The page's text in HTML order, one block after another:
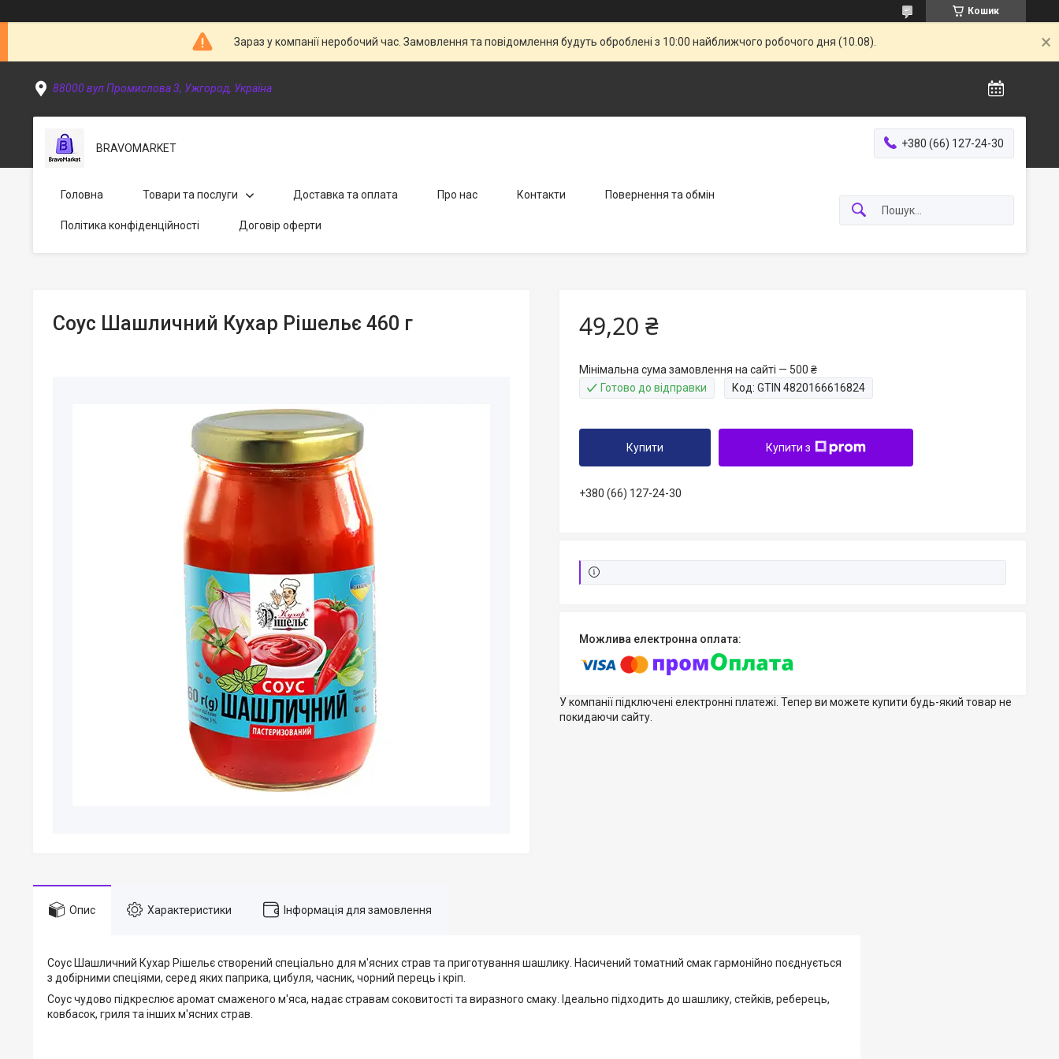
Кошик
Зараз у компанії неробочий час. Замовлення та повідомлення будуть оброблені з 10:00 найближчого робочого дня (10.08).
88000 вул Промислова 3, Ужгород, Україна
BRAVOMARKET +380 (66) 127-24-30
Головна Товари та послуги Доставка та оплата Про нас Контакти Повернення та обмін
Політика конфіденційності Договір оферти
Соус Шашличний Кухар Рішельє 460 г 49,20 ₴
Мінімальна сума замовлення на сайті — 500 ₴
Готово до відправки
Код: GTIN 4820166616824
Купити Купити з
+380 (66) 127-24-30
У компанії підключені електронні платежі. Тепер ви можете купити будь-який товар не
покидаючи сайту.
Опис Характеристики Інформація для замовлення
Соус Шашличний Кухар Рішельє створений спеціально для м'ясних страв та приготування шашлику. Насичений томатний смак гармонійно поєднується
з добірними спеціями, серед яких паприка, цибуля, часник, чорний перець і кріп.
Соус чудово підкреслює аромат смаженого м'яса, надає стравам соковитості та виразного смаку. Ідеально підходить до шашлику, стейків, реберець,
ковбасок, гриля та інших м'ясних страв.